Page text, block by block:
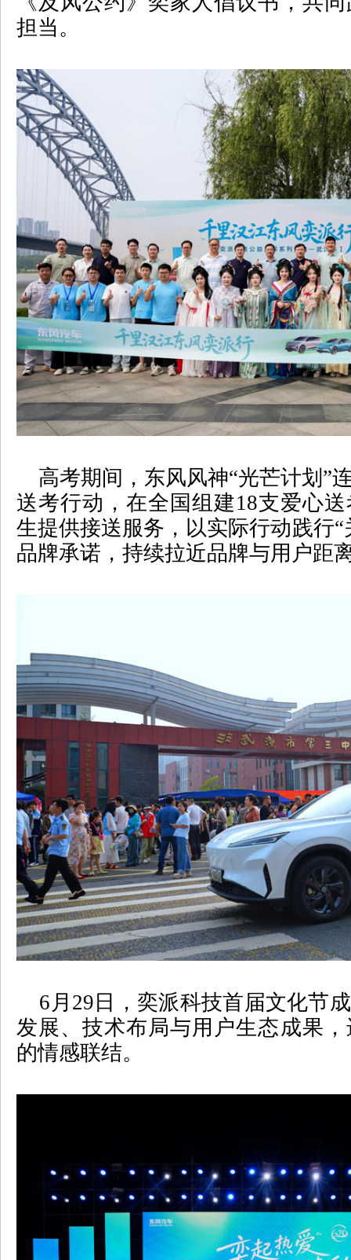
担当。
高考期间，东风风神“光芒计划 ”
送考行动，在全国组建18支爱心
生提供接送服务，以实际行动践行“
品牌承诺，持续拉近品牌与用户距
6 月 29 日，奕派科技首届文化节
发展、技术布局与用户生态成果
的情感联结。